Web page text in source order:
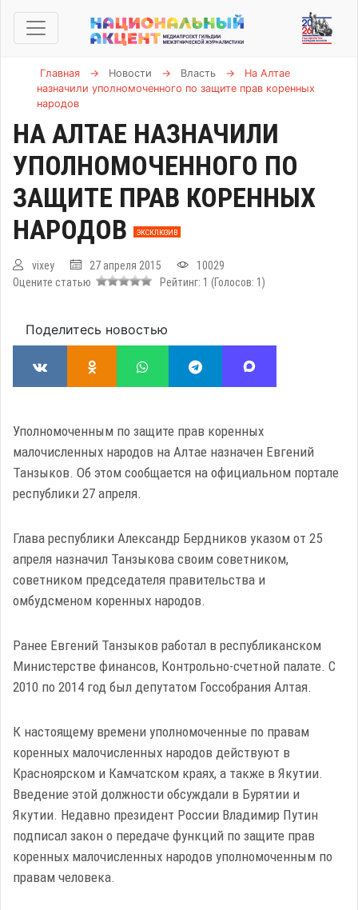
Главная → Новости → Власть →
На Алтае
назначили уполномоченного по защите прав коренных
народов
НА АЛТАЕ НАЗНАЧИЛИ
УПОЛНОМОЧЕННОГО ПО
ЗАЩИТЕ ПРАВ КОРЕННЫХ
НАРОДОВ
ЭКСКЛЮЗИВ
vixey 27 апреля 2015
10029
Оцените статью
Рейтинг: 1 (Голосов: 1 )
Поделитесь новостью
Уполномоченным по защите прав коренных
малочисленных народов на Алтае назначен Евгений
Танзыков. Об этом сообщается на официальном портале
республики 27 апреля.
Глава республики Александр Бердников указом от 25
апреля назначил Танзыкова своим советником,
советником председателя правительства и
омбудсменом коренных народов.
Ранее Евгений Танзыков работал в республиканском
Министерстве финансов, Контрольно-счетной палате. С
2010 по 2014 год был депутатом Госсобрания Алтая.
К настоящему времени уполномоченные по правам
коренных малочисленных народов действуют в
Красноярском и Камчатском краях, а также в Якутии.
Введение этой должности обсуждали в Бурятии и
Якутии. Недавно президент России Владимир Путин
подписал закон о передаче функций по защите прав
коренных малочисленных народов уполномоченным по
правам человека.